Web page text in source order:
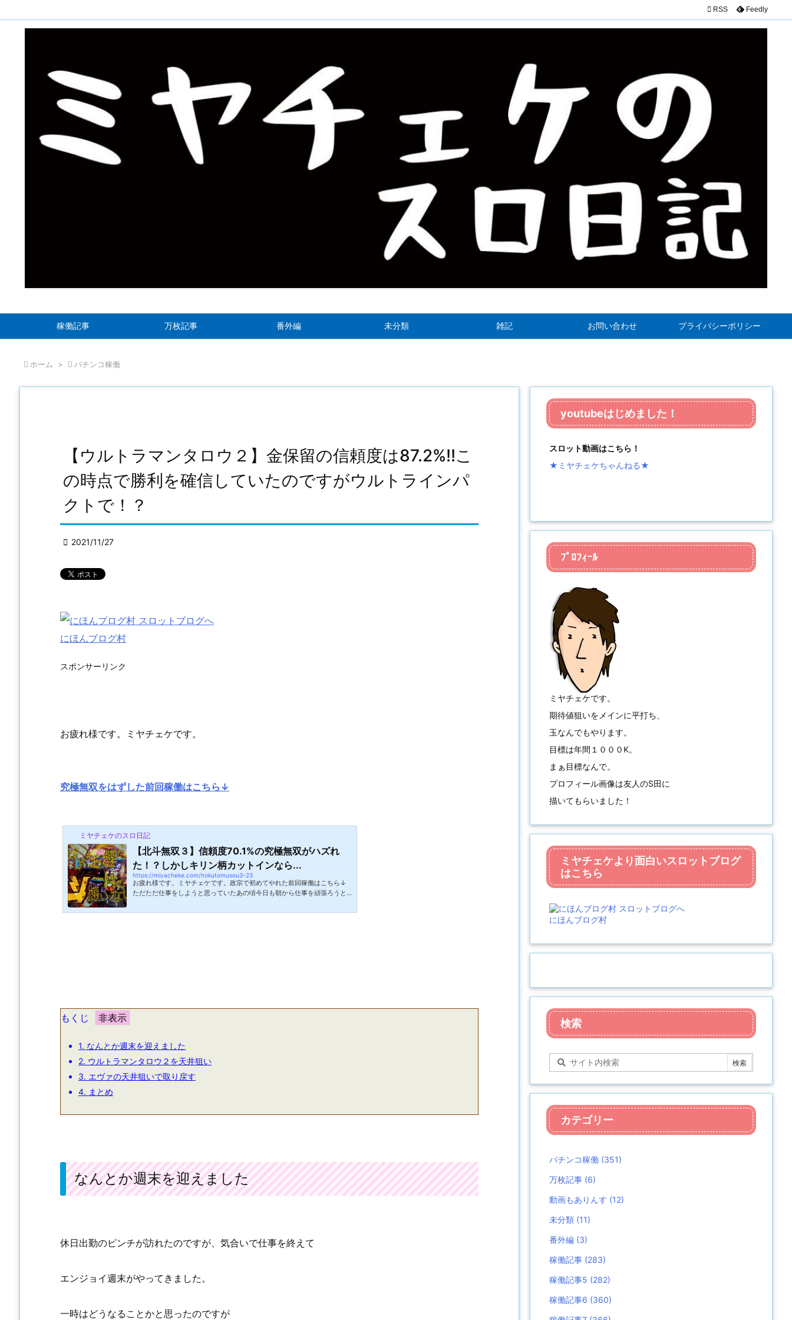
稼働記事 万枚記事 番外編 未分類 雑記 お問い合わせ プライバシーポリシー
 RSS Feedly
 ホーム >  パチンコ稼働
【ウルトラマンタロウ２】金保留の信頼度は87.2%!!こ
の時点で勝利を確信していたのですがウルトラインパ
クトで！？
 2021/11/27
にほんブログ村
スポンサーリンク
お疲れ様です。ミヤチェケです。
究極無双をはずした前回稼働はこちら↓
ミヤチェケのスロ日記
【北斗無双３】信頼度70.1%の究極無双がハズれ
た！？しかしキリン柄カットインなら...
https://miyacheke.com/hokutomusou3-23
お疲れ様です。ミヤチェケです。政宗で初めてやれた前回稼働はこちら↓
ただただ仕事をしようと思っていたあの頃今日も朝から仕事を頑張ろうと
れるの？」と聞かれました。ん？なんの話だ？今日は普通に昨日の仕事の
もくじ
1. なんとか週末を迎えました
2. ウルトラマンタロウ２を天井狙い
3. エヴァの天井狙いで取り戻す
4. まとめ
なんとか週末を迎えました
休日出勤のピンチが訪れたのですが、気合いで仕事を終えて
エンジョイ週末がやってきました。
一時はどうなることかと思ったのですが
youtubeはじめました！
スロット動画はこちら！
★ミヤチェケちゃんねる★
ﾌﾟﾛﾌｨｰﾙ
ミヤチェケです。
期待値狙いをメインに平打ち、
玉なんでもやります。
目標は年間１０００K。
まぁ目標なんで。
プロフィール画像は友人のS田に
描いてもらいました！
ミヤチェケより面白いスロットブログ
はこちら
にほんブログ村
検索
カテゴリー
パチンコ稼働 (351)
万枚記事 (6)
動画もありんす (12)
未分類 (11)
番外編 (3)
稼働記事 (283)
稼働記事5 (282)
稼働記事6 (360)